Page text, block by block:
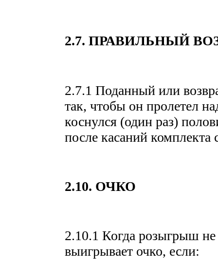
2.7. ПРАВИЛЬНЫЙ
2.7.1 Поданный или
так, чтобы он пролетел
коснулся (один раз)
после касаний комплекта
2.10. ОЧКО
2.10.1 Когда розыгрыш не
выигрывает очко, если: